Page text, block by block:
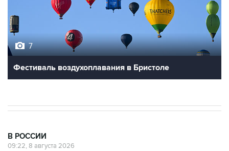
7
Фестиваль воздухоплавания в Бристоле
В РОССИИ
09:22, 8 августа 2026